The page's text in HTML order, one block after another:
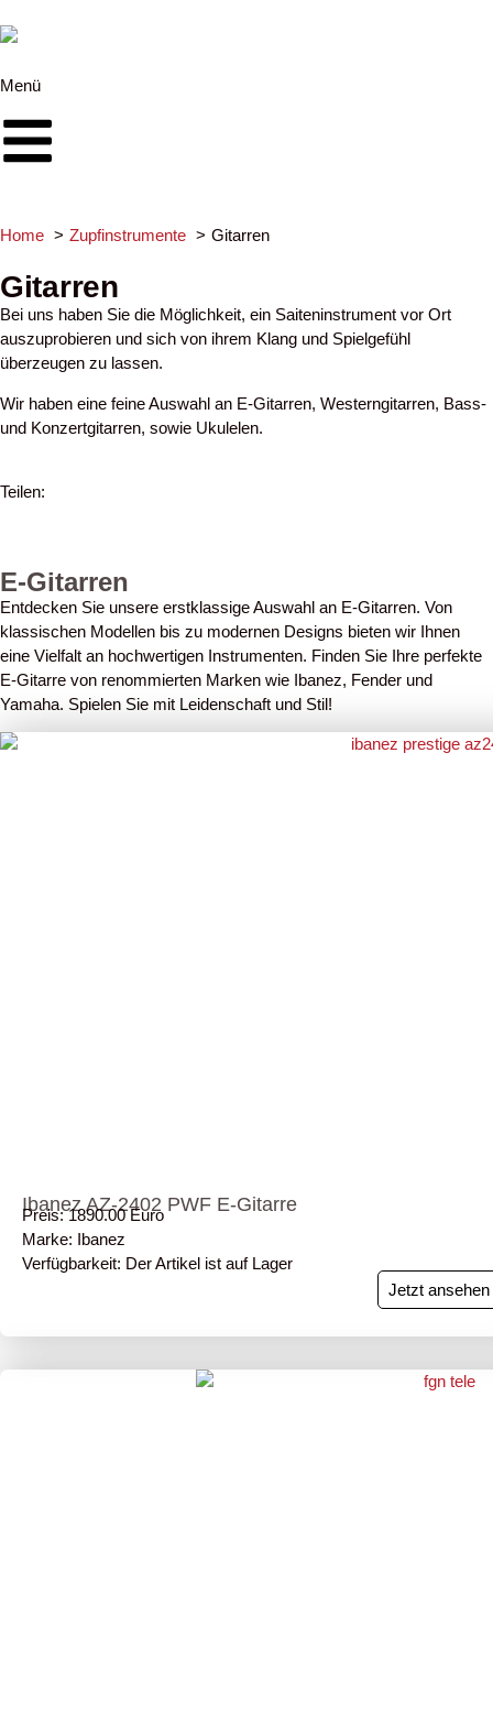
Menü
Home Zupfinstrumente Gitarren
Gitarren
Bei uns haben Sie die Möglichkeit, ein Saiteninstrument vor Ort
auszuprobieren und sich von ihrem Klang und Spielgefühl
überzeugen zu lassen.
Wir haben eine feine Auswahl an E-Gitarren, Westerngitarren, Bass-
und Konzertgitarren, sowie Ukulelen.
Teilen:
E-Gitarren
Entdecken Sie unsere erstklassige Auswahl an E-Gitarren. Von
klassischen Modellen bis zu modernen Designs bieten wir Ihnen
eine Vielfalt an hochwertigen Instrumenten. Finden Sie Ihre perfekte
E-Gitarre von renommierten Marken wie Ibanez, Fender und
Yamaha. Spielen Sie mit Leidenschaft und Stil!
Ibanez AZ-2402 PWF E-Gitarre
Preis: 1890.00 Euro
Marke: Ibanez
Verfügbarkeit: Der Artikel ist auf Lager
Jetzt ansehen